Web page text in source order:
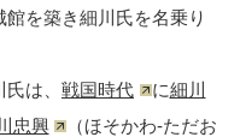
を築き細川氏を名乗り
は、 戦国時代 に細川
忠興
（ほそかわ-ただお